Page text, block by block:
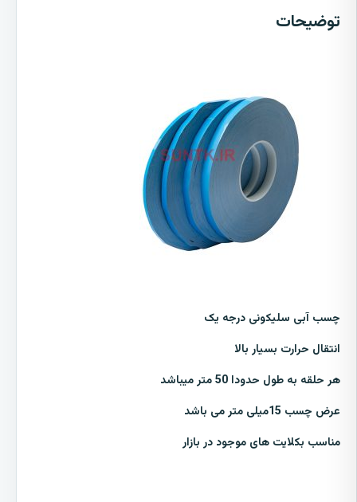
توضیحات
چسب آبی سلیکونی درجه یک
انتقال حرارت بسیار بالا
هر حلقه به طول حدودا 50 متر میباشد
عرض چسب 15میلی متر می باشد
مناسب بکلایت های موجود در بازار